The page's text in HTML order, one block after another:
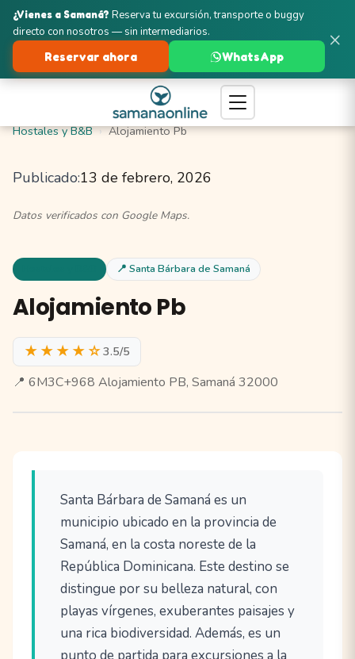
Turismo en Samaná
Santa Bárbara de Samaná
Hostales y B&B
Alojamiento Pb
Publicado:13 de febrero, 2026
Datos verificados con Google Maps.
📍 Santa Bárbara de Samaná
Alojamiento Pb
★★★★☆3.5/5
📍 6M3C+968 Alojamiento PB, Samaná 32000
Santa Bárbara de Samaná es un
municipio ubicado en la provincia de
Samaná, en la costa noreste de la
República Dominicana. Este destino se
distingue por su belleza natural, con
playas vírgenes, exuberantes paisajes y
una rica biodiversidad. Además, es un
×
¿Vienes a Samaná? Reserva tu excursión, transporte o buggy
directo con nosotros — sin intermediarios.
Reservar ahora WhatsApp